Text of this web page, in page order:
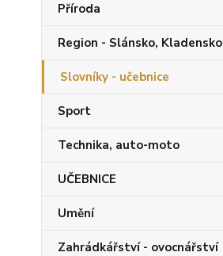
Příroda
Region - Slánsko, Kladensko
Slovníky - učebnice
Sport
Technika, auto-moto
UČEBNICE
Umění
Zahrádkářství - ovocnářství